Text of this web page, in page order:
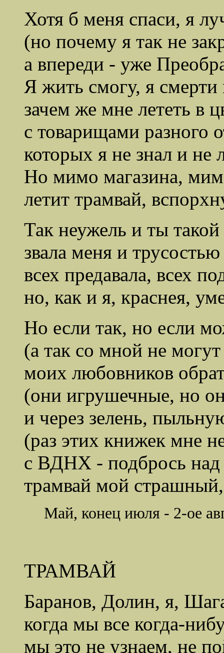
Хотя б меня спаси, я
(но почему я так не
а впереди - уже
Я жить смогу, я
зачем же мне лететь в
с товарищами разного
которых я не знал и
Но мимо магазина,
летит трамвай,
Так неужель и ты
звала меня и
всех предавала, всех
но, как и я, краснея,
Но если так, но если
(а так со мной не
моих любовников
(они игрушечные, но
и через зелень,
(раз этих книжек мне
с ВДНХ - подбрось над
трамвай мой
Май, конец июля - 2-ое
ТРАМВАЙ
Баранов, Долин, я,
когда мы все когда-
мы это не узнаем, не